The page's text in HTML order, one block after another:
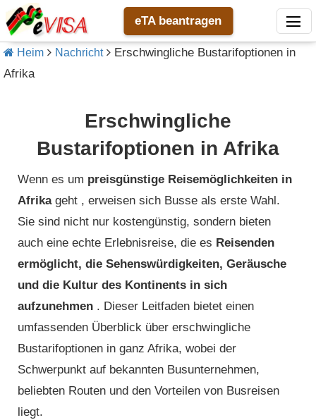
eTA beantragen
Heim Nachricht
Erschwingliche Bustarifoptionen in
Afrika
Erschwingliche
Bustarifoptionen in Afrika
Wenn es um preisgünstige Reisemöglichkeiten in
Afrikageht , erweisen sich Busse als erste Wahl.
Sie sind nicht nur kostengünstig, sondern bieten
auch eine echte Erlebnisreise, die es Reisenden
ermöglicht, die Sehenswürdigkeiten, Geräusche
und die Kultur des Kontinents in sich
aufzunehmen . Dieser Leitfaden bietet einen
umfassenden Überblick über erschwingliche
Bustarifoptionen in ganz Afrika, wobei der
Schwerpunkt auf bekannten Busunternehmen,
beliebten Routen und den Vorteilen von Busreisen
liegt.